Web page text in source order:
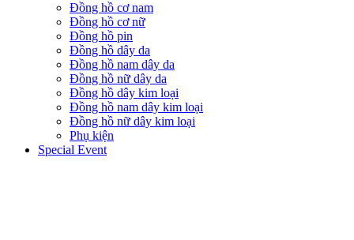
Đồng hồ cơ nam
Đồng hồ cơ nữ
Đồng hồ pin
Đồng hồ dây da
Đồng hồ nam dây da
Đồng hồ nữ dây da
Đồng hồ dây kim loại
Đồng hồ nam dây kim loại
Đồng hồ nữ dây kim loại
Phụ kiện
Special Event